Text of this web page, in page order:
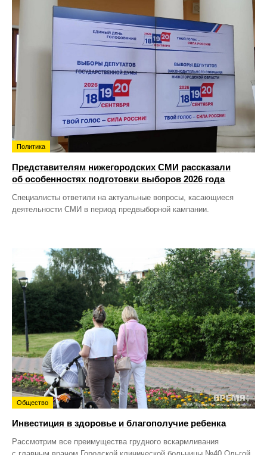
Политика
Представителям нижегородских СМИ рассказали
об особенностях подготовки выборов 2026 года
Специалисты ответили на актуальные вопросы, касающиеся
деятельности СМИ в период предвыборной кампании.
Общество
Инвестиция в здоровье и благополучие ребенка
Рассмотрим все преимущества грудного вскармливания